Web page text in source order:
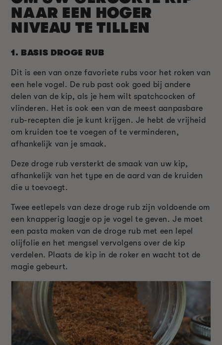
NAAR EEN HOGER
NIVEAU TE TILLEN
1. BASIS DROGE RUB
Dit is een van onze favoriete rubs voor het roken van
een hele vogel. De rub past ook goed bij andere
delen van de kip, als je hem wilt spatchcocken of
vlinderen. Het is ook een van de meest aanpasbare
rub-recepten die je kunt krijgen. Je hebt de vrijheid
om kruiden toe te voegen of te verminderen,
afhankelijk van je smaak.
Deze droge rub versterkt de smaak van uw kip,
afhankelijk van het type en de aard van de kruiden
die u toevoegt.
Twee eetlepels van deze droge rub zijn voldoende om
een knapperig laagje op je vogel te geven. Je moet
een pasta maken van de droge rub met een lepel
olijfolie en het mengsel vervolgens over de kip
verdelen. Plaats de kip in de roker en wacht tot de
magie gebeurt.